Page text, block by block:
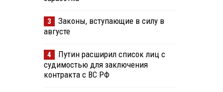
3
Законы, вступающие в силу в
августе
4
Путин расширил список лиц с
судимостью для заключения
контракта с ВС РФ